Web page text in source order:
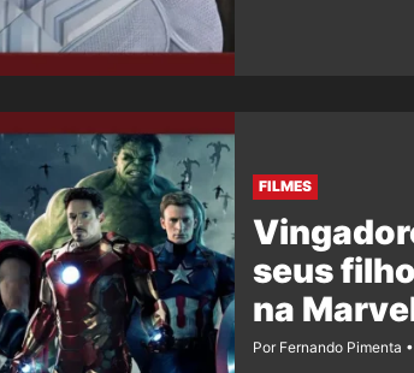
FILMES
seus
na
Por Fernando Pimenta